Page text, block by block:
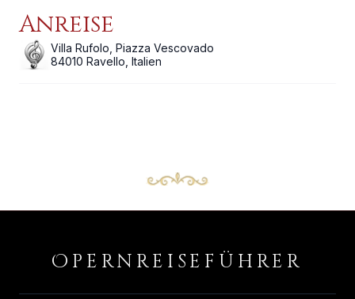
Anreise
Villa Rufolo, Piazza Vescovado
84010 Ravello Italien
O PERNREISEFÜHRER